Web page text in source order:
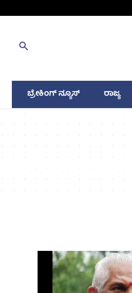
ಬ್ರೇಕಿಂಗ್ ನ್ಯೂಸ್ ರಾಜ್ಯ